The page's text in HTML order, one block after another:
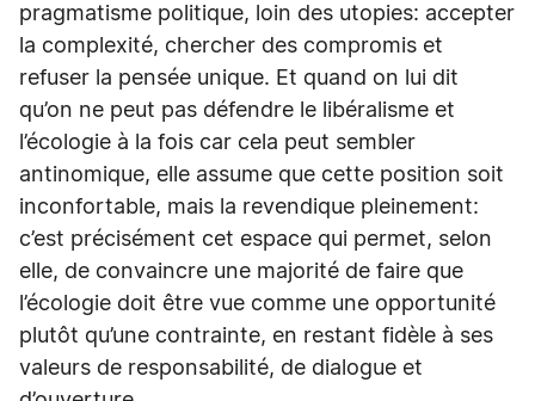
pragmatisme politique, loin des utopies: accepter
la complexité, chercher des compromis et
refuser la pensée unique. Et quand on lui dit
qu’on ne peut pas défendre le libéralisme et
l’écologie à la fois car cela peut sembler
antinomique, elle assume que cette position soit
inconfortable, mais la revendique pleinement:
c’est précisément cet espace qui permet, selon
elle, de convaincre une majorité de faire que
l’écologie doit être vue comme une opportunité
plutôt qu’une contrainte, en restant fidèle à ses
valeurs de responsabilité, de dialogue et